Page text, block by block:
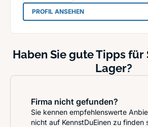
PROFIL ANSEHEN: AXA
Haben Sie gute Tipps
Lager?
Firma nicht gefunden?
Sie kennen empfehlenswerte
nicht auf KennstDuEinen zu finden